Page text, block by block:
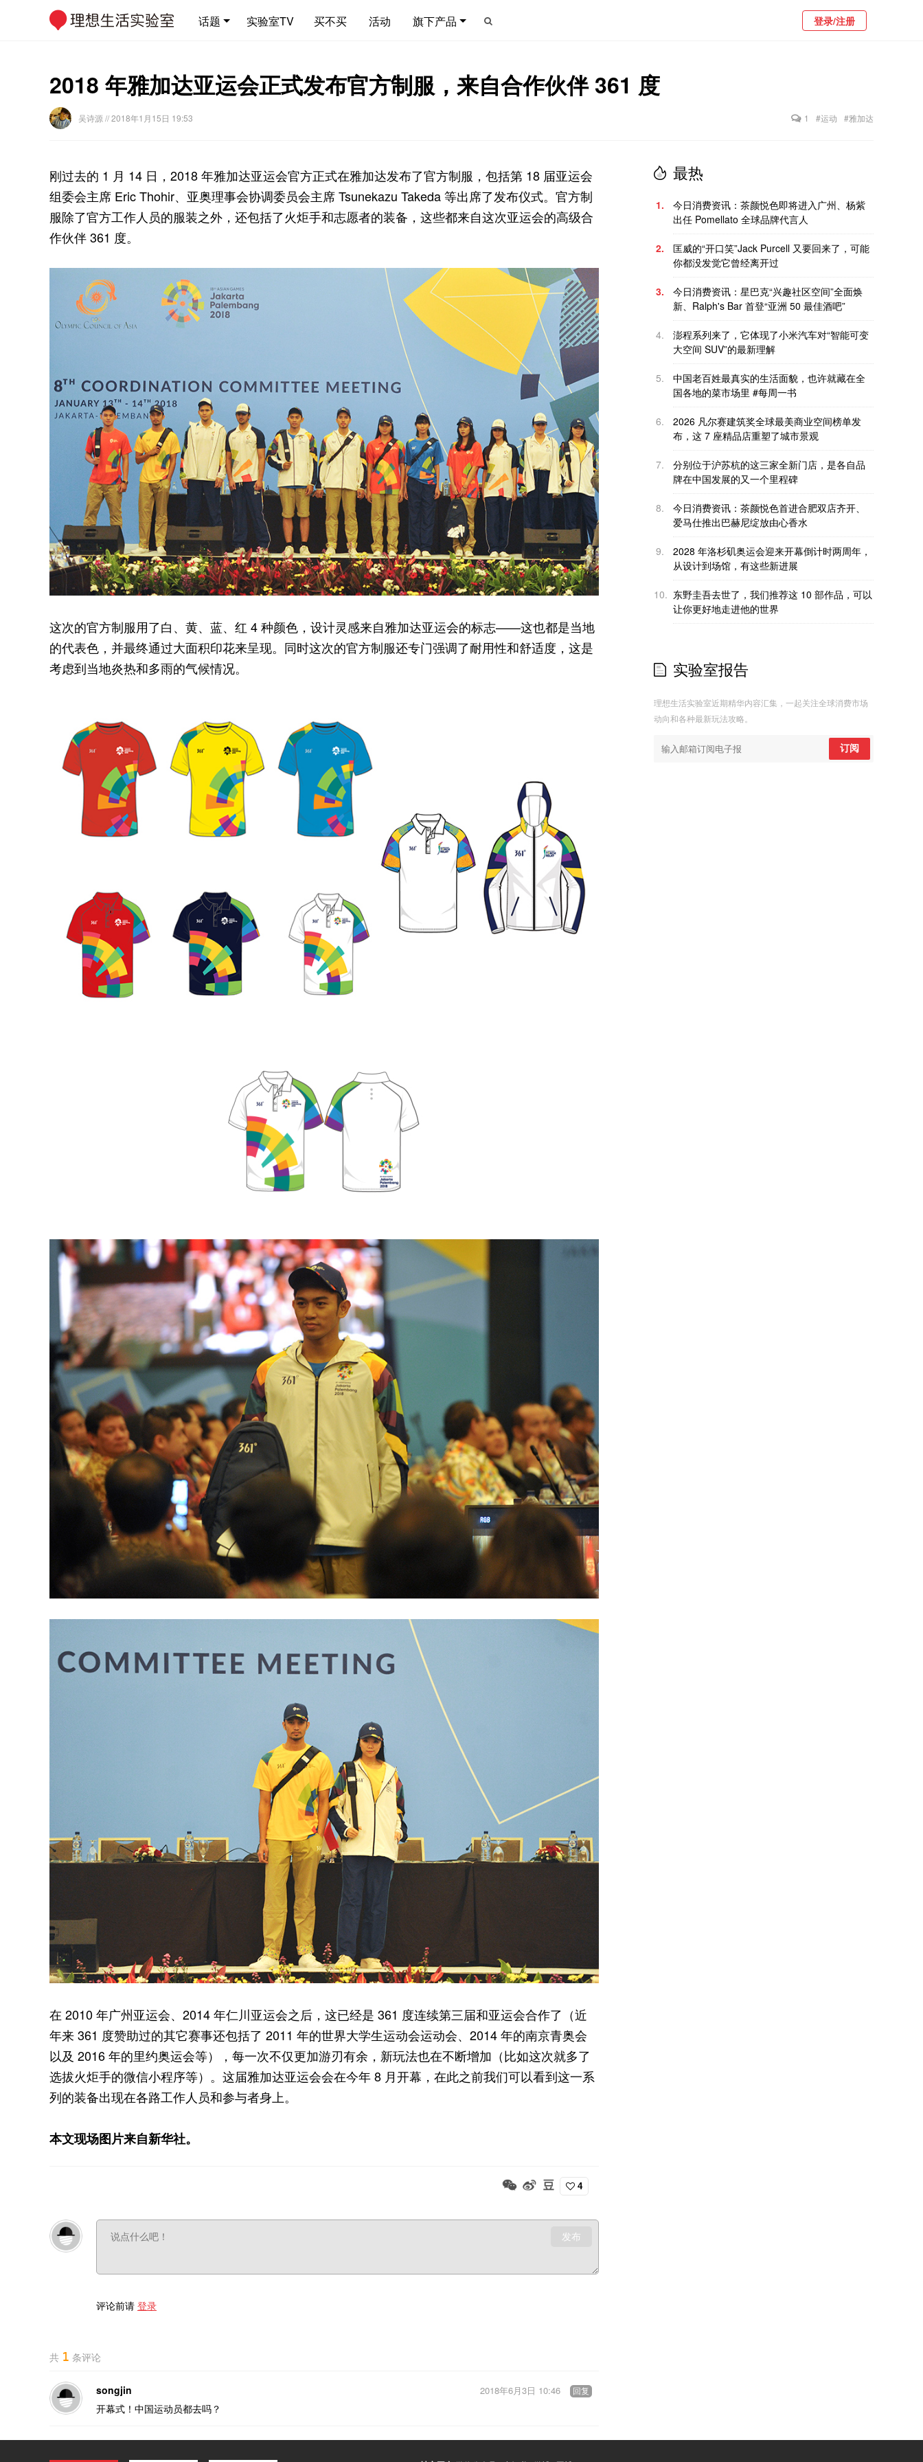
话题 实验室TV 买不买 活动 旗下产品 登录/注册
2018 年雅加达亚运会正式发布官方制服，来自合作伙伴 361 度
吴诗源 // 2018年1月15日 19:53 1 #运动 #雅加达
刚过去的 1 月 14 日，2018 年雅加达亚运会官方正式在雅加达发布了官方制服，包括第 18 届亚运会
组委会主席 Eric Thohir、亚奥理事会协调委员会主席 Tsunekazu Takeda 等出席了发布仪式。官方制
服除了官方工作人员的服装之外，还包括了火炬手和志愿者的装备，这些都来自这次亚运会的高级合
作伙伴 361 度。
这次的官方制服用了白、黄、蓝、红 4 种颜色，设计灵感来自雅加达亚运会的标志——这也都是当地
的代表色，并最终通过大面积印花来呈现。同时这次的官方制服还专门强调了耐用性和舒适度，这是
考虑到当地炎热和多雨的气候情况。
在 2010 年广州亚运会、2014 年仁川亚运会之后，这已经是 361 度连续第三届和亚运会合作了（近
年来 361 度赞助过的其它赛事还包括了 2011 年的世界大学生运动会运动会、2014 年的南京青奥会
以及 2016 年的里约奥运会等），每一次不仅更加游刃有余，新玩法也在不断增加（比如这次就多了
选拔火炬手的微信小程序等）。这届雅加达亚运会会在今年 8 月开幕，在此之前我们可以看到这一系
列的装备出现在各路工作人员和参与者身上。
本文现场图片来自新华社。
4
发布
评论前请 登录
共 1 条评论
songjin
开幕式！中国运动员都去吗？
2018年6月3日 10:46 回复
最热
1.
今日消费资讯：茶颜悦色即将进入广州、杨紫
出任 Pomellato 全球品牌代言人
2.
匡威的“开口笑”Jack Purcell 又要回来了，可能
你都没发觉它曾经离开过
3.
今日消费资讯：星巴克“兴趣社区空间”全面焕
新、Ralph's Bar 首登“亚洲 50 最佳酒吧”
4.
澎程系列来了，它体现了小米汽车对“智能可变
大空间 SUV”的最新理解
5.
中国老百姓最真实的生活面貌，也许就藏在全
国各地的菜市场里 #每周一书
6.
2026 凡尔赛建筑奖全球最美商业空间榜单发
布，这 7 座精品店重塑了城市景观
7.
分别位于沪苏杭的这三家全新门店，是各自品
牌在中国发展的又一个里程碑
8.
今日消费资讯：茶颜悦色首进合肥双店齐开、
爱马仕推出巴赫尼绽放由心香水
9.
2028 年洛杉矶奥运会迎来开幕倒计时两周年，
从设计到场馆，有这些新进展
10. 东野圭吾去世了，我们推荐这 10 部作品，可以
让你更好地走进他的世界
实验室报告
理想生活实验室近期精华内容汇集，一起关注全球消费市场
动向和各种最新玩法攻略。